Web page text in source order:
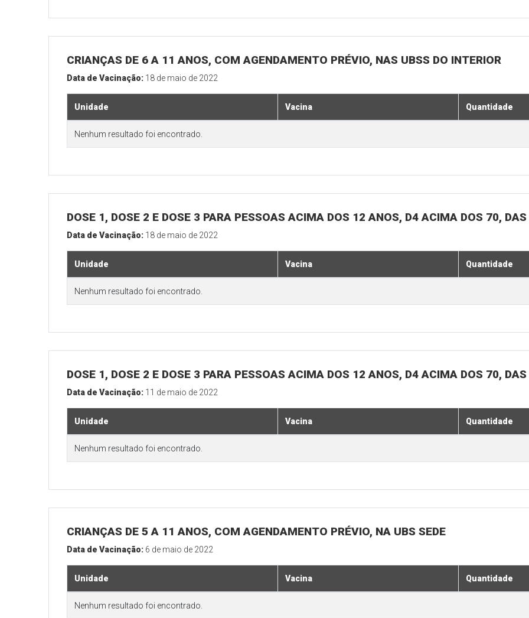
CRIANÇAS DE 6 A 11 ANOS, COM AGENDAMENTO PRÉVIO, NAS UBSS DO INTERIOR
Data de Vacinação: 18 de maio de 2022
Unidade Vacina Quantidade
Nenhum resultado foi encontrado.
DOSE 1, DOSE 2 E DOSE 3 PARA PESSOAS ACIMA DOS 12 ANOS, D4 ACIMA DOS 70,
Data de Vacinação: 18 de maio de 2022
Unidade Vacina Quantidade
Nenhum resultado foi encontrado.
DOSE 1, DOSE 2 E DOSE 3 PARA PESSOAS ACIMA DOS 12 ANOS, D4 ACIMA DOS 70,
Data de Vacinação: 11 de maio de 2022
Unidade Vacina Quantidade
Nenhum resultado foi encontrado.
CRIANÇAS DE 5 A 11 ANOS, COM AGENDAMENTO PRÉVIO, NA UBS SEDE
Data de Vacinação: 6 de maio de 2022
Unidade Vacina Quantidade
Nenhum resultado foi encontrado.